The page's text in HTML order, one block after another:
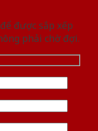
được sắp xếp
phải chờ đợi.